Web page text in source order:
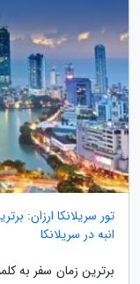
تور سریلانکا ارزان:
انبه در سریلانکا
برترین زمان سفر به